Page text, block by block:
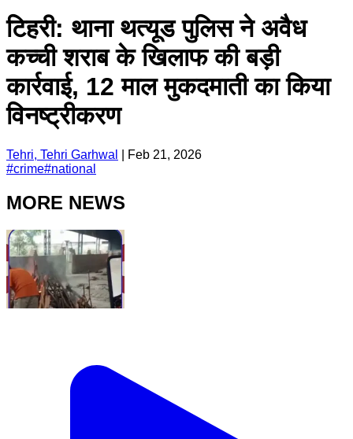
टिहरी: थाना थत्यूड पुलिस ने अवैध
कच्ची शराब के खिलाफ की बड़ी
कार्रवाई, 12 माल मुकदमाती का किया
विनष्ट्रीकरण
Tehri, Tehri Garhwal
Feb 21, 2026
#crime#national
MORE NEWS